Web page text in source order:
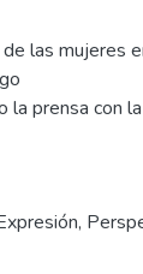
las mujeres
la prensa con
,